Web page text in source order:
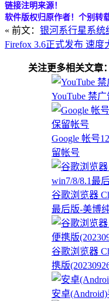
链接注明来源！
软件版权归原作者！个别转
« 前文： 银河系行星系统
Firefox 3.6正式发布 速度
关注更多相关文章：
YouTube 禁
Google 帐号
留帐号
谷歌浏览器
最后版-美博
谷歌浏览器
携版
安卓(Android)